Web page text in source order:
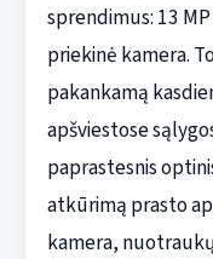
sprendimus: 13
priekinė kamera.
pakankamą
apšviestose
paprastesnis
atkūrimą prasto
kamera,